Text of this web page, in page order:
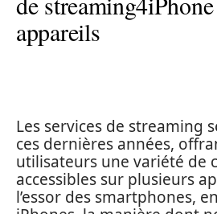
appareils
Les services de streaming
ces dernières années,
utilisateurs une variété de
accessibles sur plusieurs
l’essor des smartphones,